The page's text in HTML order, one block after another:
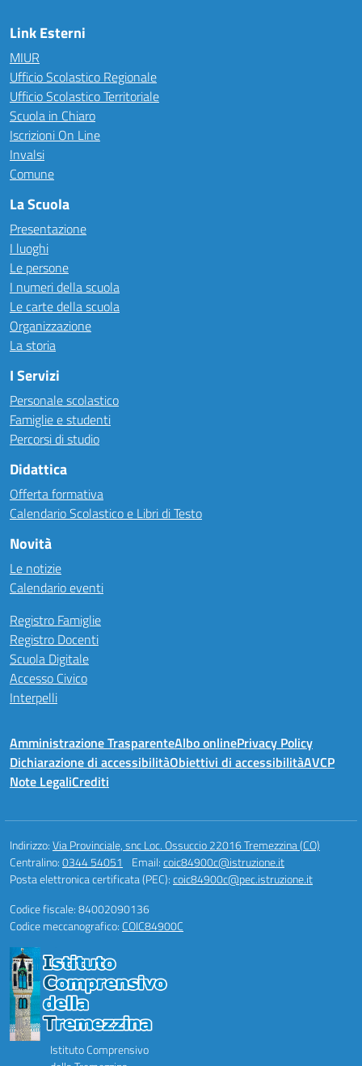
Link Esterni
MIUR
Ufficio Scolastico Regionale
Ufficio Scolastico Territoriale
Scuola in Chiaro
Iscrizioni On Line
Invalsi
Comune
La Scuola
Presentazione
I luoghi
Le persone
I numeri della scuola
Le carte della scuola
Organizzazione
La storia
I Servizi
Personale scolastico
Famiglie e studenti
Percorsi di studio
Didattica
Offerta formativa
Calendario Scolastico e Libri di Testo
Novità
Le notizie
Calendario eventi
Registro Famiglie
Registro Docenti
Scuola Digitale
Accesso Civico
Interpelli
Amministrazione TrasparenteAlbo onlinePrivacy Policy
Dichiarazione di accessibilitàObiettivi di accessibilitàAVCP
Note LegaliCrediti
Indirizzo:Via Provinciale, snc Loc. Ossuccio 22016 Tremezzina (CO)
Centralino:0344 54051 Email:coic84900c@istruzione.it
Posta elettronica certificata (PEC):coic84900c@pec.istruzione.it
Codice fiscale: 84002090136
Codice meccanografico: COIC84900C
Istituto Comprensivo